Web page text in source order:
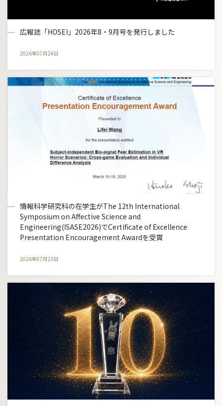
広報誌「HOSEI」2026年8・9月号を発行しました
2026年07月24日
情報科学研究科の在学生がThe 12th International
Symposium on Affective Science and
Engineering(ISASE2026)でCertificate of Excellence
Presentation Encouragement Awardを受賞
2026年07月23日